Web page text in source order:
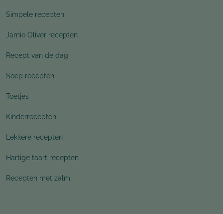
Simpele recepten
Jamie Oliver recepten
Recept van de dag
Soep recepten
Toetjes
Kinderrecepten
Lekkere recepten
Hartige taart recepten
Recepten met zalm